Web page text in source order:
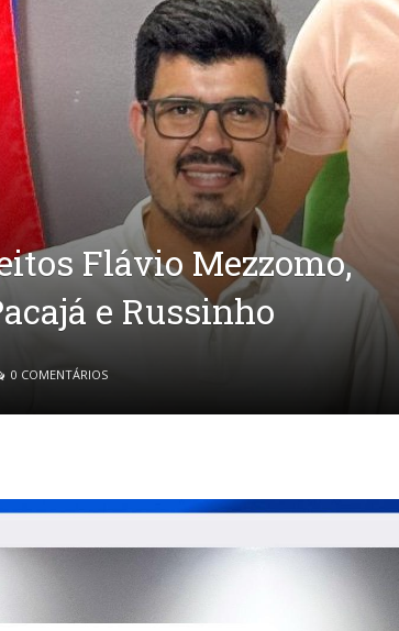
Flávio Mezzomo,
e Russinho
0 COMENTÁRIOS